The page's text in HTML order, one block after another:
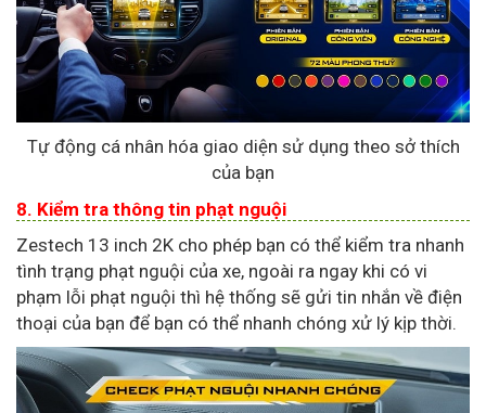
Tự động cá nhân hóa giao diện sử dụng theo sở thích
của bạn
8. Kiểm tra thông tin phạt nguội
Zestech 13 inch 2K cho phép bạn có thể kiểm tra nhanh
tình trạng phạt nguội của xe, ngoài ra ngay khi có vi
phạm lỗi phạt nguội thì hệ thống sẽ gửi tin nhắn về điện
thoại của bạn để bạn có thể nhanh chóng xử lý kịp thời.